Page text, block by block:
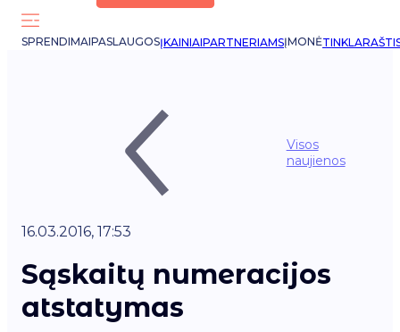
SPRENDIMAIPASLAUGOSĮKAINIAIPARTNERIAMSĮMONĖ
Visos
naujienos
16.03.2016, 17:53
Sąskaitų numeracijos
atstatymas